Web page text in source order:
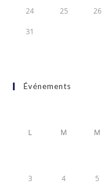
24 25 26
31
Événements
L M M
3 4 5